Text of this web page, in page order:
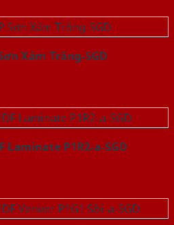
Xám Trắng-SGD
Laminate P1R2-a-SGD